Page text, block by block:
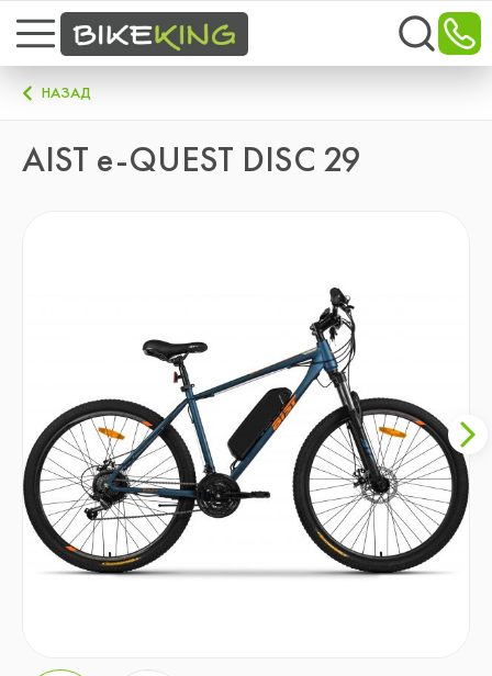
НАЗАД
AIST e-QUEST DISC 29